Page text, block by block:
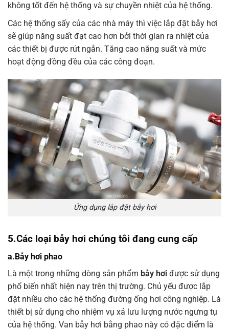
không tốt đến hệ thống và sự chuyền nhiệt của hệ thống.
Các hệ thống sấy của các nhà máy thì việc lắp đặt bẫy hơi
sẽ giúp năng suất đạt cao hơn bởi thời gian ra nhiệt của
các thiết bị được rút ngắn. Tăng cao năng suất và mức
hoạt động đồng đều của các công đoạn.
Ứng dụng lắp đặt bẫy hơi
5.Các loại bẫy hơi chúng tôi đang cung cấp
a.Bẫy hơi phao
Là một trong những dòng sản phẩm bẫy hơi được sử dụng
phổ biến nhất hiện nay trên thị trường. Chủ yếu được lắp
đặt nhiều cho các hệ thống đường ống hơi công nghiệp. Là
thiết bị sử dụng cho nhiệm vụ xả lưu lượng nước ngưng tụ
của hệ thống. Van bẫy hơi bằng phao này có đặc điểm là